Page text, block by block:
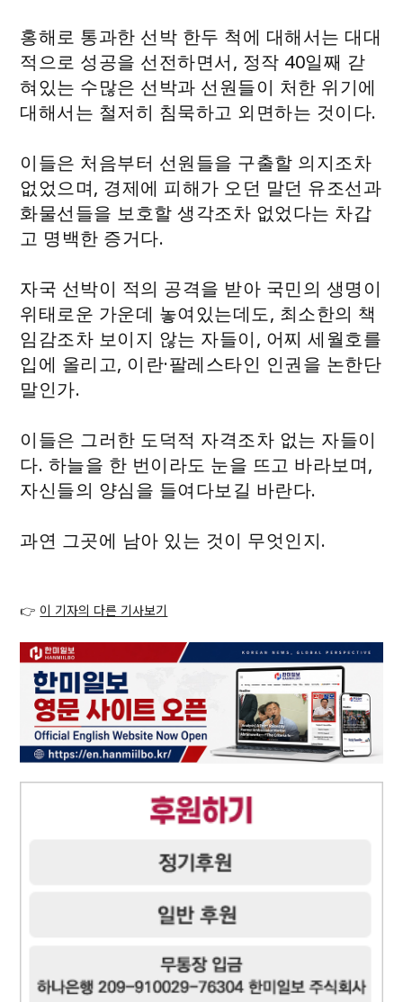
홍해로 통과한 선박 한두 척에 대해서는 대대
적으로 성공을 선전하면서, 정작 40일째 갇
혀있는 수많은 선박과 선원들이 처한 위기에
대해서는 철저히 침묵하고 외면하는 것이다.
이들은 처음부터 선원들을 구출할 의지조차
없었으며, 경제에 피해가 오던 말던 유조선과
화물선들을 보호할 생각조차 없었다는 차갑
고 명백한 증거다.
자국 선박이 적의 공격을 받아 국민의 생명이
위태로운 가운데 놓여있는데도, 최소한의 책
임감조차 보이지 않는 자들이, 어찌 세월호를
입에 올리고, 이란·팔레스타인 인권을 논한단
말인가.
이들은 그러한 도덕적 자격조차 없는 자들이
다. 하늘을 한 번이라도 눈을 뜨고 바라보며,
자신들의 양심을 들여다보길 바란다.
과연 그곳에 남아 있는 것이 무엇인지.
👉 이 기자의 다른 기사보기